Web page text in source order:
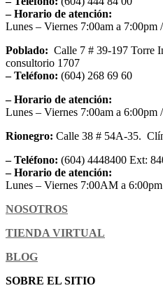
– Horario de atención:
Lunes – Viernes 7:00am a 7:00pm
Poblado: Calle 7 # 39-197 Torre
consultorio 1707
– Teléfono: (604) 268 69 60
– Horario de atención:
Lunes – Viernes 7:00am a 6:00pm
Rionegro: Calle 38 # 54A-35.
– Teléfono: (604) 4448400 Ext:
– Horario de atención:
Lunes – Viernes 7:00AM a
NOSOTROS
TIENDA VIRTUAL
BLOG
SOBRE EL SITIO